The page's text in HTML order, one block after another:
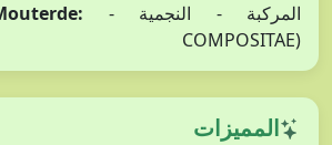
المركبة - النجمية - ASTERACEA (
COMPOSITAE)
المميزات